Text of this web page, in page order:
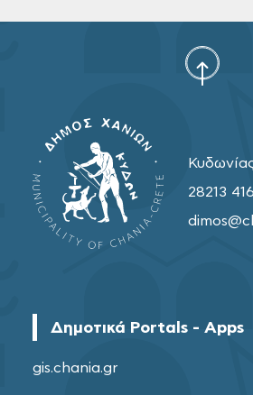
28213
Δημοτικά Portals - Apps
gis.chania.gr